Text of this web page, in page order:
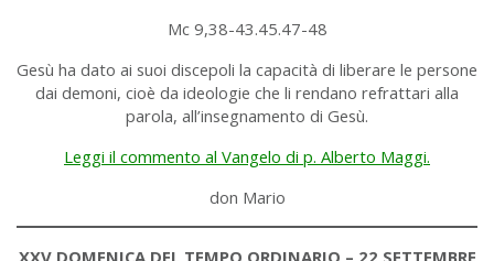
Mc 9,38-43.45.47-48
Gesù ha dato ai suoi discepoli la capacità di liberare le persone
dai demoni, cioè da ideologie che li rendano refrattari alla
parola, all’insegnamento di Gesù.
Leggi il commento al Vangelo di p. Alberto Maggi.
don Mario
XXV DOMENICA DEL TEMPO ORDINARIO – 22 SETTEMBRE